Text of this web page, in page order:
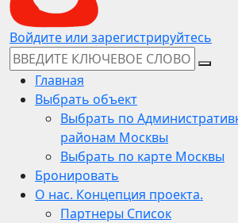
Войдите или зарегистрируйтесь
Главная
Выбрать объект
Выбрать по
районам Москвы
Выбрать по карте Москвы
Бронировать
О нас. Концепция проекта.
Партнеры Список